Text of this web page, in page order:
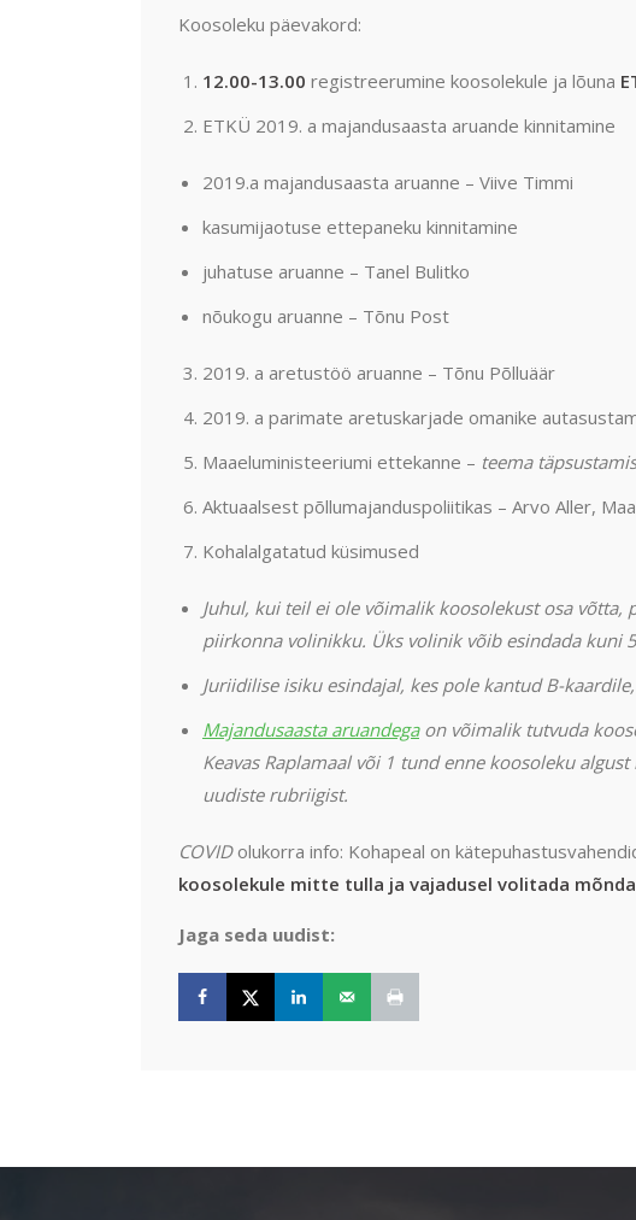
Koosoleku päevakord:
12.00-13.00 registreerumine koosolekule ja lõuna
ETKÜ 2019. a majandusaasta aruande kinnitamine
2019.a majandusaasta aruanne – Viive Timmi
kasumijaotuse ettepaneku kinnitamine
juhatuse aruanne – Tanel Bulitko
nõukogu aruanne – Tõnu Post
2019. a aretustöö aruanne – Tõnu Põlluäär
2019. a parimate aretuskarjade omanike
Maaeluministeeriumi ettekanne – teema
Aktuaalsest põllumajanduspoliitikas – Arvo Aller,
Kohalalgatatud küsimused
Juhul, kui teil ei ole võimalik koosolekust osa võtta,
piirkonna volinikku. Üks volinik võib esindada kuni
Juriidilise isiku esindajal, kes pole kantud B-
Majandusaasta aruandegaon võimalik tutvuda
Keavas Raplamaal või 1 tund enne koosoleku
uudiste rubriigist.
COVIDolukorra info: Kohapeal on
koosolekule mitte tulla ja vajadusel volitada
Jaga seda uudist: